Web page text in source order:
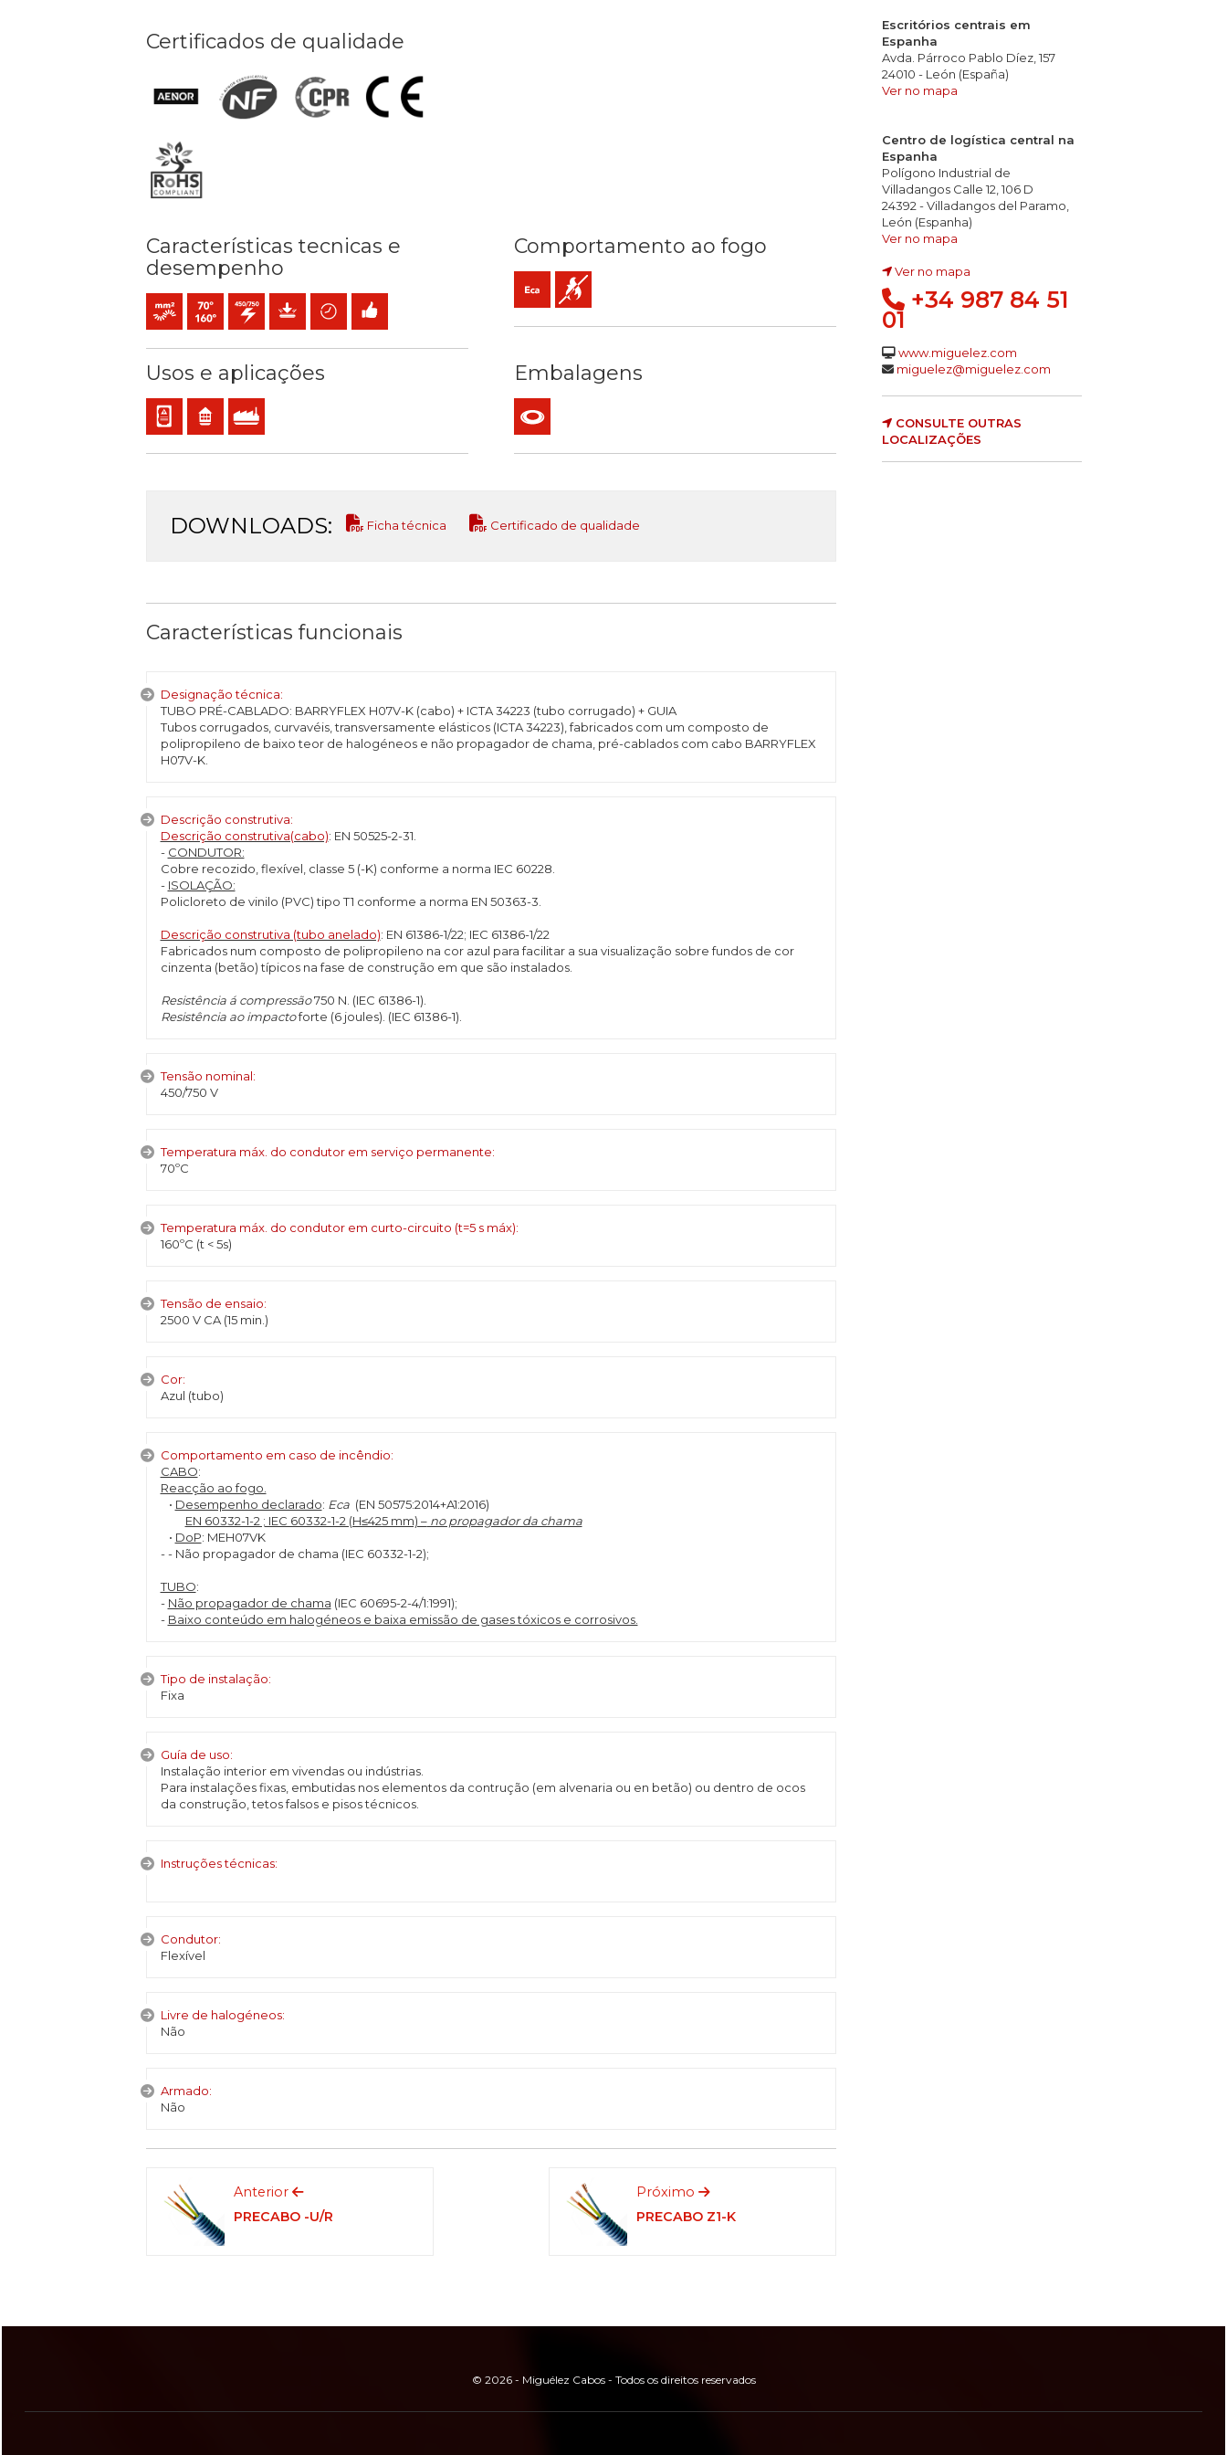
Certificados de qualidade
Características tecnicas e
desempenho
Condutor flexível cableado (classe 5) mm2
Temperatura máx. serviço: 70ºC / 160ºC
450 / 750 V C.A.Proteção mecânica
Poupança de tempo
Fácil instalação
Comportamento ao fogo
Eca (reacção ao fogo)
Não propagador da chama
Usos e aplicações
Cablagem interna de equipamentos e painéis
ResidencialUso industrial
Embalagens
DOWNLOADS: Ficha técnica Certificado de qualidade
Características funcionais
Designação técnica:
TUBO PRÉ-CABLADO: BARRYFLEX H07V-K (cabo) + ICTA 34223 (tubo corrugado) + GUIA
Tubos corrugados, curvavéis, transversamente elásticos (ICTA 34223), fabricados com um composto de
polipropileno de baixo teor de halogéneos e não propagador de chama, pré-cablados com cabo BARRYFLEX
H07V-K.
Descrição construtiva:
Descrição construtiva(cabo): EN 50525-2-31.
- CONDUTOR:
Cobre recozido, flexível, classe 5 (-K) conforme a norma IEC 60228.
- ISOLAÇÃO:
Policloreto de vinilo (PVC) tipo T1 conforme a norma EN 50363-3.
Descrição construtiva (tubo anelado): EN 61386-1/22; IEC 61386-1/22
Fabricados num composto de polipropileno na cor azul para facilitar a sua visualização sobre fundos de cor
cinzenta (betão) típicos na fase de construção em que são instalados.
Resistência á compressão750 N. (IEC 61386-1).
Resistência ao impactoforte (6 joules). (IEC 61386-1).
Tensão nominal:
450/750 V
Temperatura máx. do condutor em serviço permanente:
70ºC
Temperatura máx. do condutor em curto-circuito (t=5 s máx):
160ºC (t < 5s)
Tensão de ensaio:
2500 V CA (15 min.)
Cor:
Azul (tubo)
Comportamento em caso de incêndio:
CABO:
Reacção ao fogo.
• Desempenho declarado: Eca (EN 50575:2014+A1:2016)
EN 60332-1-2 ; IEC 60332-1-2 (H≤425 mm) –no propagador da chama
• DoP: MEH07VK
- - Não propagador de chama (IEC 60332-1-2);
TUBO:
- Não propagador de chama (IEC 60695-2-4/1:1991);
- Baixo conteúdo em halogéneos e baixa emissão de gases tóxicos e corrosivos.
Tipo de instalação:
Fixa
Guía de uso:
Instalação interior em vivendas ou indústrias.
Para instalações fixas, embutidas nos elementos da contrução (em alvenaria ou en betão) ou dentro de ocos
da construção, tetos falsos e pisos técnicos.
Instruções técnicas:
Condutor:
Flexível
Livre de halogéneos:
Não
Armado:
Não
Anterior
PRECABO -U/R
Próximo
PRECABO Z1-K
Escritórios centrais em
Espanha
Avda. Párroco Pablo Díez, 157
24010 - León (España)
Ver no mapa
Centro de logística central na
Espanha
Polígono Industrial de
Villadangos Calle 12, 106 D
24392 - Villadangos del Paramo,
León (Espanha)
Ver no mapa
Ver no mapa
+34 987 84 51
01
www.miguelez.com
miguelez@miguelez.com
CONSULTE OUTRAS
LOCALIZAÇÕES
© 2026 - Miguélez Cabos - Todos os direitos reservados